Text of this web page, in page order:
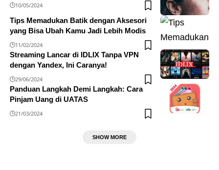
10/05/2024
Tips Memadukan Batik dengan Aksesori
yang Bisa Ubah Kamu Jadi Lebih Modis
11/02/2024
Streaming Lancar di IDLIX Tanpa VPN
dengan Yandex, Ini Caranya!
29/06/2024
Panduan Langkah Demi Langkah: Cara
Pinjam Uang di UATAS
21/03/2024
SHOW MORE